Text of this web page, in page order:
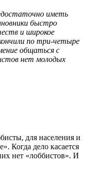
иметь
быстро
и широкое
по три-четыре
общаться с
нет молодых
для населения и
Когда дело касается
нет «лоббистов». И